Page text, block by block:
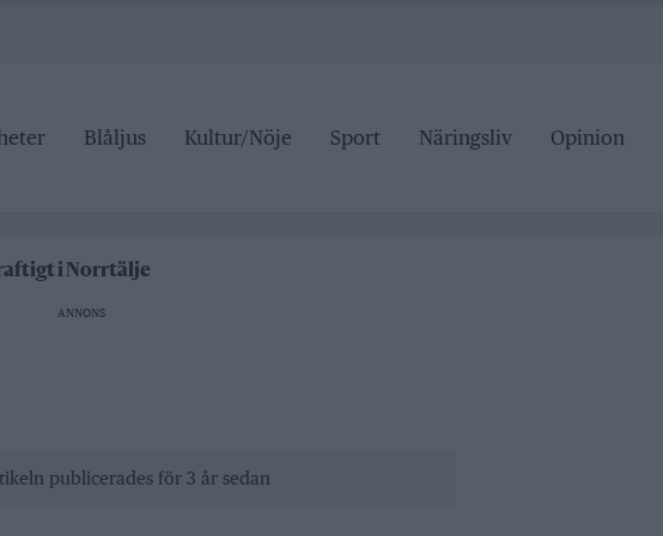
Blåljus Kultur/Nöje Sport Näringsliv Opinion
i Norrtälje
i Hallstavik
ANNONS
publicerades för 3 år sedan